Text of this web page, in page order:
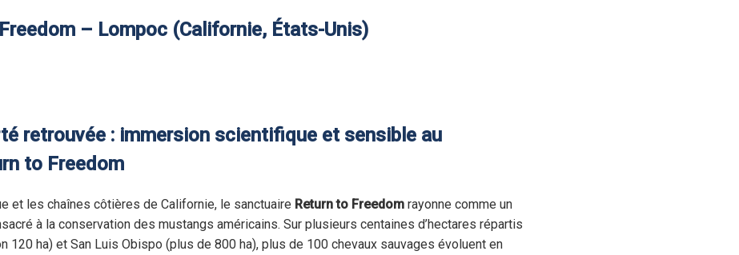
– Lompoc (Californie, États-Unis)
retrouvée : immersion scientifique et sensible au
to Freedom
et les chaînes côtières de Californie, le sanctuaire Return to Freedom rayonne comme un
à la conservation des mustangs américains. Sur plusieurs centaines d’hectares répartis
120 ha) et San Luis Obispo (plus de 800 ha), plus de 100 chevaux sauvages évoluent en